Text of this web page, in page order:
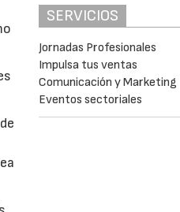
SERVICIOS
Jornadas Profesionales
Impulsa tus ventas
Comunicación y Marketing
Eventos sectoriales